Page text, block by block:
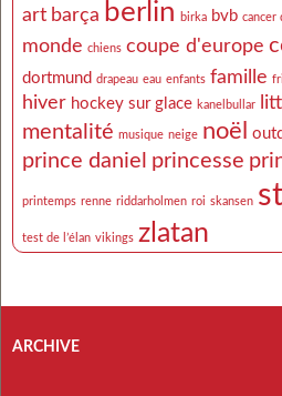
art barça berlin birka bvb cancer
monde chiens coupe d'europe
dortmund drapeau eau enfants famille
hiver hockey sur glace kanelbullar
mentalité musique neige noël
prince daniel princesse
printemps renne riddarholmen roi skansen
test de l’élan vikings zlatan
ARCHIVE